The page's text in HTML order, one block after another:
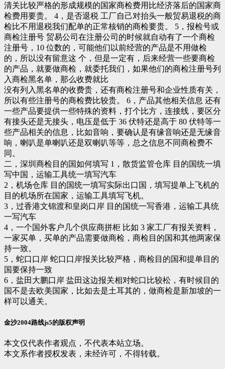
清关比较严格的形成规模的国家商检费用比经济落后的国家商
检费用要贵。 4，是否退税 工厂自己对抬头一般贸易退税的商
检比不用退税我们配单的正常核销的商检要贵。 5，报检号或
商检注册号 贸易公司在注册公司的时候就自动有了一个商检
注册号，10 位数的，可能他们以前经营的产品是不用做检
的，所以没有留意这 个，但是一定有，后来经营一些要商检
的产品，就要做商检，就委托我们，如果他们的商检注册号列
入商检黑名单，那么收费就比
没有列入黑名单的收费贵，还有商检注册号和企业性质有关，
所以有些注册号的商检费比较贵。 6，产品其他相关信息 还有
一些产品要提供一些特殊的资料，打个比方，连接线，要区分
有接头还是无接头，电压是低于 36 伏特还是高于 80 伏特等一
些产品相关的信息，比如音响，要确认是有缘音响还是无缘音
响，喇叭是单喇叭还是双喇叭等等，总之信息不同商检费不
同。
二，深圳商检目的国如何填写 1，散货监管仓库 目的国统一填
写中国，运输工具统一填写汽车
2，机场仓库 目的国统一填写实际出口国，填写提单上飞机的
目的机场所在国家，运输工具填写飞机。
3，过香港文锦渡和皇岗口岸 目的国统一写香港，运输工具统
一写汽车
4，一个国外客户几个供应商拼柜 比如 3 家工厂有报关资料，
一家买单，买单的产品需要做商检，商检目的国和其他两家保
持一致。
5，蛇口口岸 蛇口口岸报关比较严格，商检目的国和提单目的
国要保持一致
6，盐田大鹏口岸 盐田这边报关相对蛇口比较松，有时候目的
国不是去欧美国家，比如去是土耳其的，做商检是新加坡的一
样可以通关。
金沙2004路线js5的版权声明
本文仅代表作者观点，不代表本站立场。
本文系作者授权发表，未经许可，不得转载。